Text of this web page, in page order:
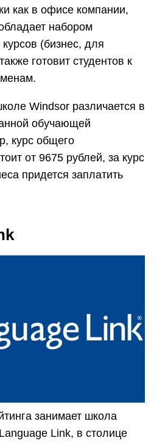
как в офисе компании,
набором
(бизнес, для
готовит студентов к
Windsor различается в
обучающей
курс общего
от 9675 рублей, за курс
придется заплатить
занимает школа
Link, в столице